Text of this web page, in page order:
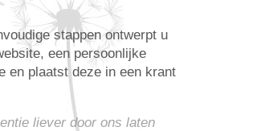
stappen ontwerpt u
een persoonlijke
en plaatst deze in een krant
liever door ons laten